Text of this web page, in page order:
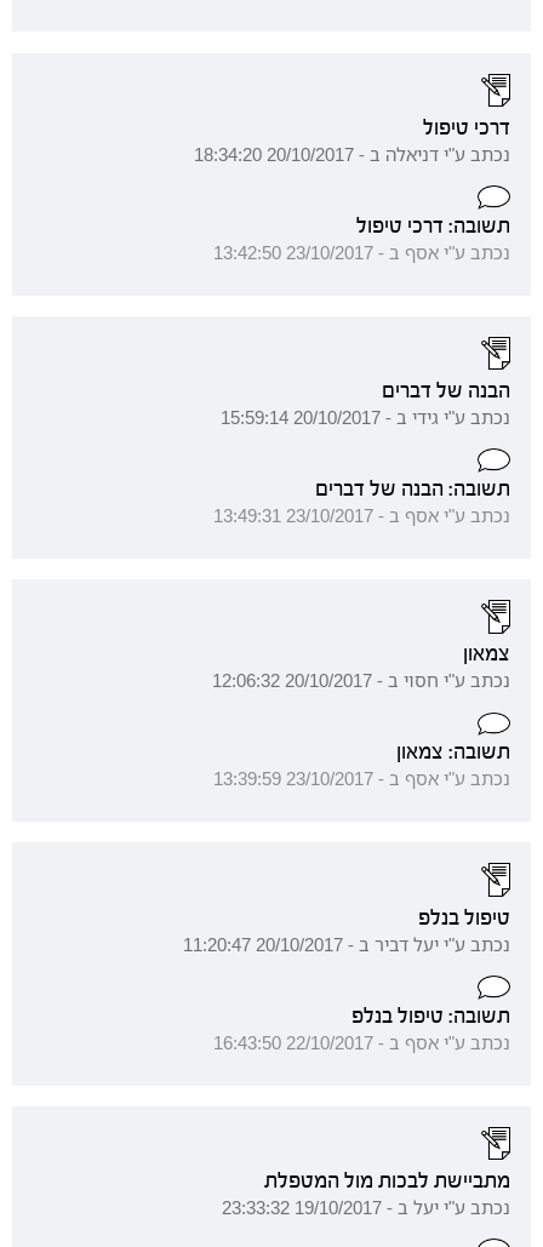
דרכי טיפול
נכתב ע"י דניאלה ב - 20/10/2017 18:34:20
תשובה: דרכי טיפול
נכתב ע"י אסף ב - 23/10/2017 13:42:50
הבנה של דברים
נכתב ע"י גידי ב - 20/10/2017 15:59:14
תשובה: הבנה של דברים
נכתב ע"י אסף ב - 23/10/2017 13:49:31
צמאון
נכתב ע"י חסוי ב - 20/10/2017 12:06:32
תשובה: צמאון
נכתב ע"י אסף ב - 23/10/2017 13:39:59
טיפול בנלפ
נכתב ע"י יעל דביר ב - 20/10/2017 11:20:47
תשובה: טיפול בנלפ
נכתב ע"י אסף ב - 22/10/2017 16:43:50
מתביישת לבכות מול המטפלת
נכתב ע"י יעל ב - 19/10/2017 23:33:32